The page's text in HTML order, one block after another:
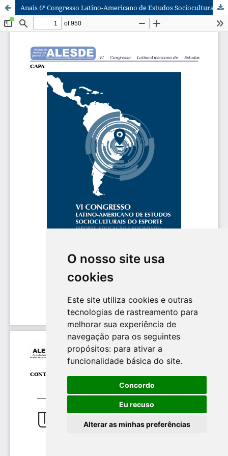
O nosso site usa
cookies
Este site utiliza cookies e outras
tecnologias de rastreamento para
melhorar sua experiência de
navegação para os seguintes
propósitos: para ativar a
funcionalidade básica do site.
Concordo
Eu recuso
Alterar as minhas preferências
Anais 6º Congresso Latino-Americano de Estudos Socioculturais do Esporte v.1.